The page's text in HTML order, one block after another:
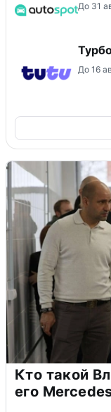
До 31
До 16
Кто такой
его